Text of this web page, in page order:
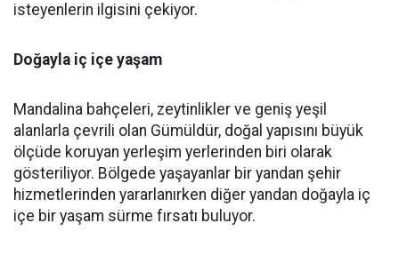
isteyenlerin ilgisini çekiyor.
Doğayla iç içe yaşam
Mandalina bahçeleri, zeytinlikler ve geniş yeşil
alanlarla çevrili olan Gümüldür, doğal yapısını büyük
ölçüde koruyan yerleşim yerlerinden biri olarak
gösteriliyor. Bölgede yaşayanlar bir yandan şehir
hizmetlerinden yararlanırken diğer yandan doğayla iç
içe bir yaşam sürme fırsatı buluyor.